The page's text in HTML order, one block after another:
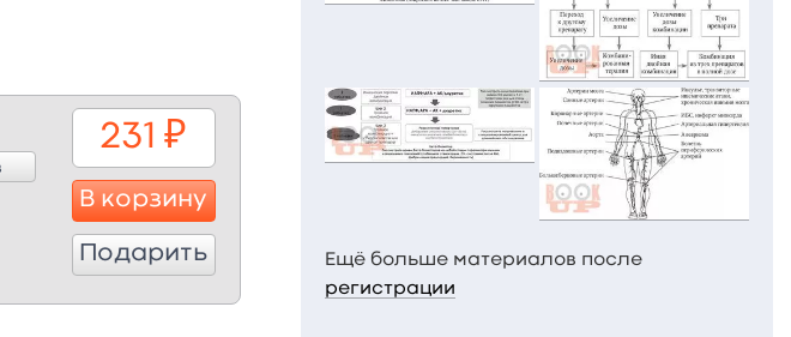
231 ₽
В корзину
Подарить
Ещё больше материалов после
регистрации